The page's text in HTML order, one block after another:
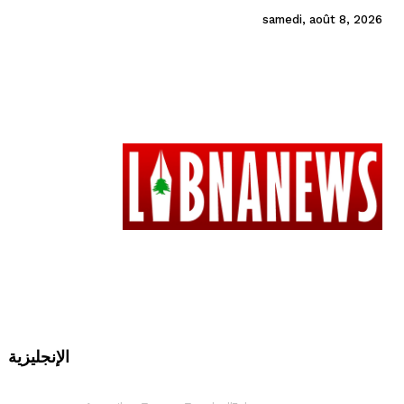
samedi, août 8, 2026
الإنجليزية